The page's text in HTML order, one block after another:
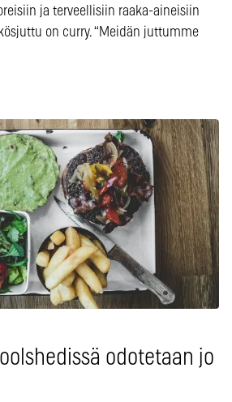
ja terveellisiin raaka-aineisiin
on curry. “Meidän juttumme
odotetaan jo